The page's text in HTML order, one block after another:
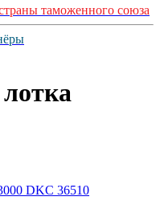
таможенного союза
DKC 36510